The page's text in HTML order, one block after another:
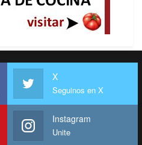
X
Seguinos en X
Instagram
Unite